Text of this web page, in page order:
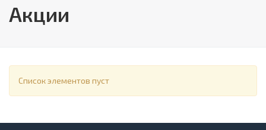
Акции
Список элементов пуст